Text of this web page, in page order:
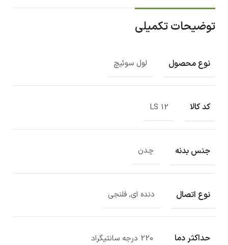
توضیحات تکمیلی
نوع محصول لول سوئیچ
کد کالا LS 12
جنس بدنه چدن
نوع اتصال دنده ای, فلنجی
حداکثر دما 220 درجه سانتیگراد